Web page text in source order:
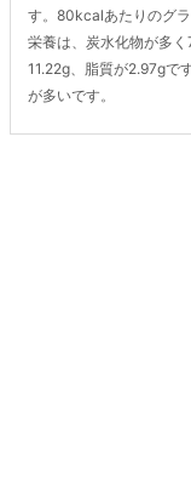
す。80kcalあたりのグ
栄養は、炭水化物が多
11.22g、脂質が2.97gで
が多いです。